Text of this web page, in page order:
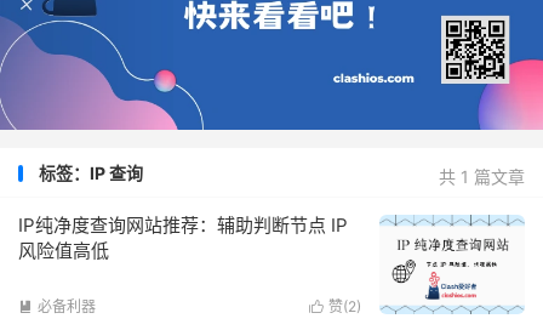
共 1 篇文章
标签：IP 查询
IP纯净度查询网站推荐：辅助判断节点 IP
风险值高低
 赞(2)
 必备利器